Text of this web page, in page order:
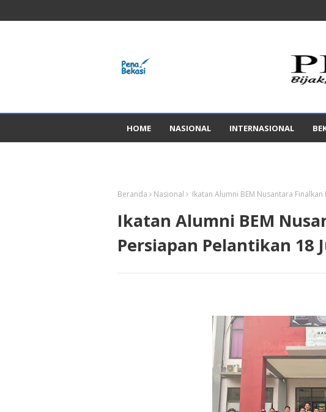
HOME NASIONAL INTERNASIONAL
Beranda Nasional Ikatan Alumni BEM Nusantara
Ikatan Alumni BEM
Persiapan Pelantikan 18